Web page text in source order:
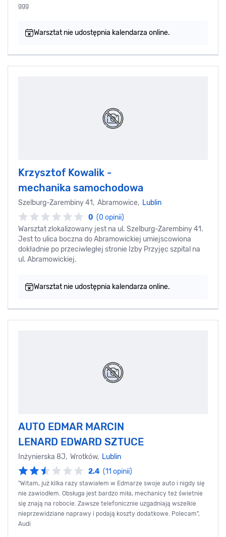
ggg
Warsztat nie udostępnia kalendarza online.
Krzysztof Kowalik -
mechanika samochodowa
Szelburg-Zarembiny 41, Abramowice, Lublin
0 (0 opinii)
Warsztat zlokalizowany jest na ul. Szelburg-Zarembiny 41.
Jest to ulica boczna do Abramowickiej umiejscowiona
dokładnie po przeciwległej stronie Izby Przyjęc szpital na
ul. Abramowickiej.
Warsztat nie udostępnia kalendarza online.
AUTO EDMAR MARCIN
LENARD EDWARD SZTUCE
Inżynierska 8J, Wrotków, Lublin
2.4 (11 opinii)
"Witam, już kilka razy stawiałem w Edmarze swoje auto i nigdy się
nie zawiodłem. Obsługa jest bardzo miła, mechanicy też świetnie
się znają na robocie. Zawsze telefonicznie uzgadniają wszelkie
nieprzewidziane naprawy i podają koszty dodatkowe. Polecam",
Audi